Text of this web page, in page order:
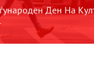
Ден На